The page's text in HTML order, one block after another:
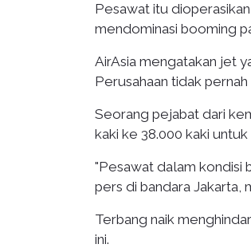
Pesawat itu
mendominasi booming
AirAsia mengatakan jet
Perusahaan tidak
Seorang pejabat dari
kaki ke 38.000 kaki
"Pesawat dalam kondisi
pers di bandara Jakarta,
Terbang naik
ini.